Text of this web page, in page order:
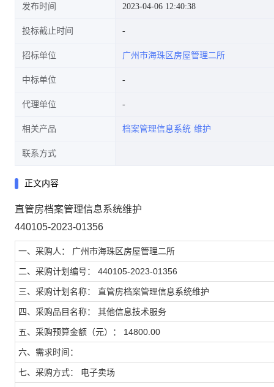
发布时间 2023-04-06 12:40:38
投标截止时间
招标单位 广州市海珠区房屋管理二所
中标单位
代理单位
相关产品 档案管理信息系统 维护
联系方式
正文内容
直管房档案管理信息系统维护
440105-2023-01356
一、采购人： 广州市海珠区房屋管理二所
二、采购计划编号： 440105-2023-01356
三、采购计划名称： 直管房档案管理信息系统维护
四、采购品目名称： 其他信息技术服务
五、采购预算金额（元）： 14800.00
六、需求时间：
七、采购方式： 电子卖场